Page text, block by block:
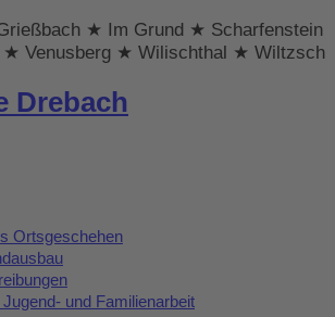
★ Im Grund ★ Scharfenstein
★ Venusberg ★ Wilischthal ★ Wiltzsch
Ortsgeschehen
und Familienarbeit